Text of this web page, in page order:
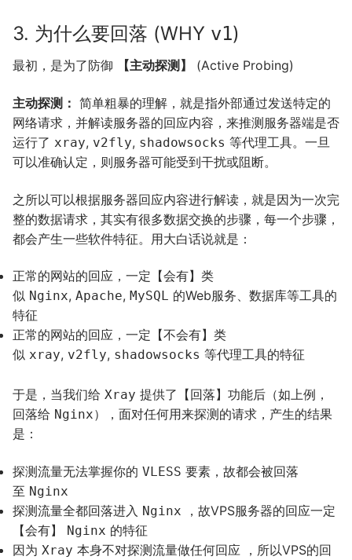
3. 为什么要回落 (WHY v1)
最初，是为了防御 【主动探测】 (Active Probing)
主动探测： 简单粗暴的理解，就是指外部通过发送特定的
网络请求，并解读服务器的回应内容，来推测服务器端是否
运行了 xray, v2fly, shadowsocks 等代理工具。一旦
可以准确认定，则服务器可能受到干扰或阻断。
之所以可以根据服务器回应内容进行解读，就是因为一次完
整的数据请求，其实有很多数据交换的步骤，每一个步骤，
都会产生一些软件特征。用大白话说就是：
正常的网站的回应，一定【会有】类
似 Nginx, Apache, MySQL 的Web服务、数据库等工具的
特征
正常的网站的回应，一定【不会有】类
似 xray, v2fly, shadowsocks 等代理工具的特征
于是，当我们给 Xray 提供了【回落】功能后（如上例，
回落给 Nginx），面对任何用来探测的请求，产生的结果
是：
探测流量无法掌握你的 VLESS 要素，故都会被回落
至 Nginx
探测流量全都回落进入 Nginx ，故VPS服务器的回应一定
【会有】 Nginx 的特征
因为 Xray 本身不对探测流量做任何回应 ，所以VPS的回